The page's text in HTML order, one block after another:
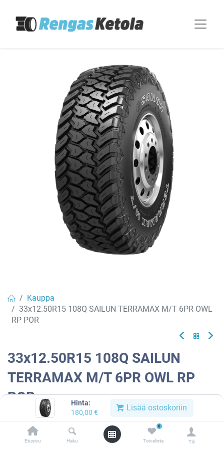
Hinta:
180,00 € Lisää ostoskoriin
Etusivu Haku
0
Toivelista Tili
Kauppa
33x12.50R15 108Q SAILUN TERRAMAX M/T 6PR OWL
RP POR
33x12.50R15 108Q SAILUN
TERRAMAX M/T 6PR OWL RP
POR
6959655432886 Tuotekoodi:
180,00 / kpl